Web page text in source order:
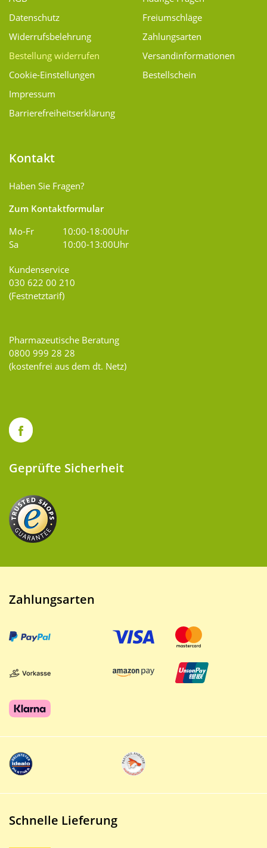
Datenschutz
Widerrufsbelehrung
Bestellung widerrufen
Cookie-Einstellungen
Impressum
Barrierefreiheitserklärung
Freiumschläge
Zahlungsarten
Versand­informationen
Bestellschein
Kontakt
Haben Sie Fragen?
Zum Kontaktformular
Mo-Fr
10:00-18:00Uhr
Sa
10:00-13:00Uhr
Kundenservice
030 622 00 210
(Festnetztarif)
Pharmazeutische Beratung
0800 999 28 28
(kostenfrei aus dem dt. Netz)
Geprüfte Sicherheit
Zahlungsarten
Schnelle Lieferung